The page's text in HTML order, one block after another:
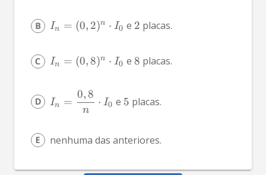
In = (0, 2)n ⋅ I0 e 2 placas.
In = (0, 8)n ⋅ I0 e 8 placas.
In =
n
0, 8
⋅ I0 e 5 placas.
nenhuma das anteriores.